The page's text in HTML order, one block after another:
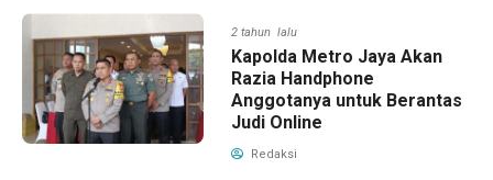
2 tahun lalu
Kapolda Metro Jaya Akan
Razia Handphone
Anggotanya untuk Berantas
Judi Online
Redaksi